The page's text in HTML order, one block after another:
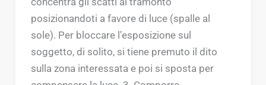
posizionandoti a favore di luce (spalle al
sole). Per bloccare l’esposizione sul
soggetto, di solito, si tiene premuto il dito
sulla zona interessata e poi si sposta per